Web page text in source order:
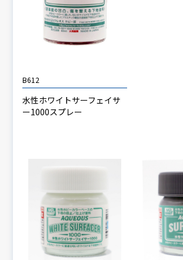
B612
水性ホワイトサーフェイサ
ー1000スプレー